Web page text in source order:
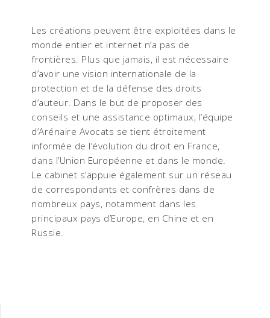
Les créations peuvent être exploitées dans le
monde entier et internet n’a pas de
frontières. Plus que jamais, il est nécessaire
d’avoir une vision internationale de la
protection et de la défense des droits
d’auteur. Dans le but de proposer des
conseils et une assistance optimaux, l’équipe
d’Arénaire Avocats se tient étroitement
informée de l’évolution du droit en France,
dans l’Union Européenne et dans le monde.
Le cabinet s’appuie également sur un réseau
de correspondants et confrères dans de
nombreux pays, notamment dans les
principaux pays d’Europe, en Chine et en
Russie.